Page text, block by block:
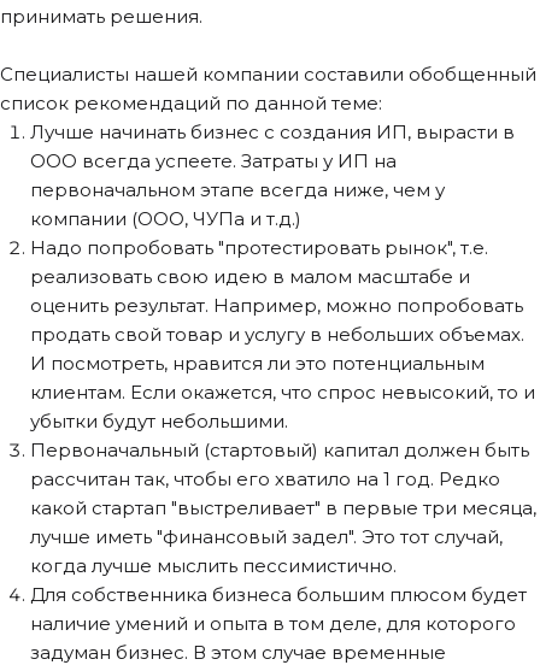
принимать решения.​
Специалисты нашей компании составили обобщенный
список рекомендаций по данной теме:
​Лучше начинать бизнес​ с создания ИП, вырасти в
ООО всегда успеете. Затраты у ИП на
первоначальном этапе всегда ниже, чем у
компании (ООО, ЧУПа и т.д.)
Надо попробовать "протестировать рынок", т.е.​
реализовать свою идею в малом масштабе и
оценить результат.​ Например, можно попробовать
продать свой товар и услугу в небольших объемах.​
И посмотреть, нравится ли это потенциальным
клиентам. Если окажется, что спрос невысокий, то и
убытки будут небольшими.​ ​
Первоначальный (стартовый) капитал должен быть
рассчитан так, чтобы его хватило на 1 год. Редко
какой стартап "выстреливает" в первые три месяца,
лучше иметь​ "финансовый задел".​ Это тот случай,
когда лучше мыслить​ пессимистично.​ ​
Для собственника бизнеса большим плюсом будет
наличие умений и опыта в том деле, для которого
задуман бизнес.​ В этом случае временные